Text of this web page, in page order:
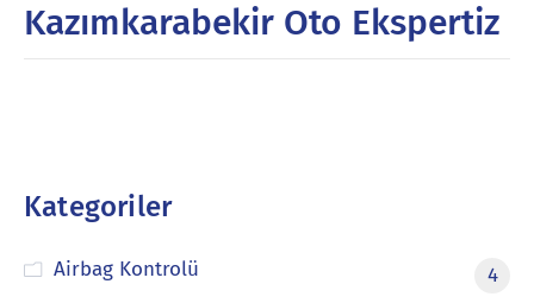
Kazımkarabekir Oto Ekspertiz
Kategoriler
Airbag Kontrolü
4